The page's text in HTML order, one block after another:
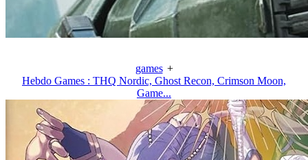
games +
Hebdo Games : THQ Nordic, Ghost Recon, Crimson Moon,
Game...